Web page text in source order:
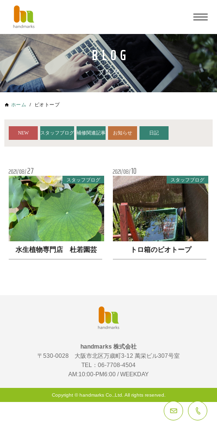
ブログ
ホーム ビオトープ
NEW スタッフブログ 補修関連記事 お知らせ 日記
水生植物専門店 杜若園芸
2021 08 27
スタッフブログ
トロ箱のビオトープ
2021 08 10
スタッフブログ
handmarks 株式会社
〒530-0028 大阪市北区万歳町3-12 萬栄ビル307号室
TEL： 06-7708-4504
AM:10:00-PM6:00 / WEEKDAY
Copyright © handmarks Co.,Ltd. All rights reserved.